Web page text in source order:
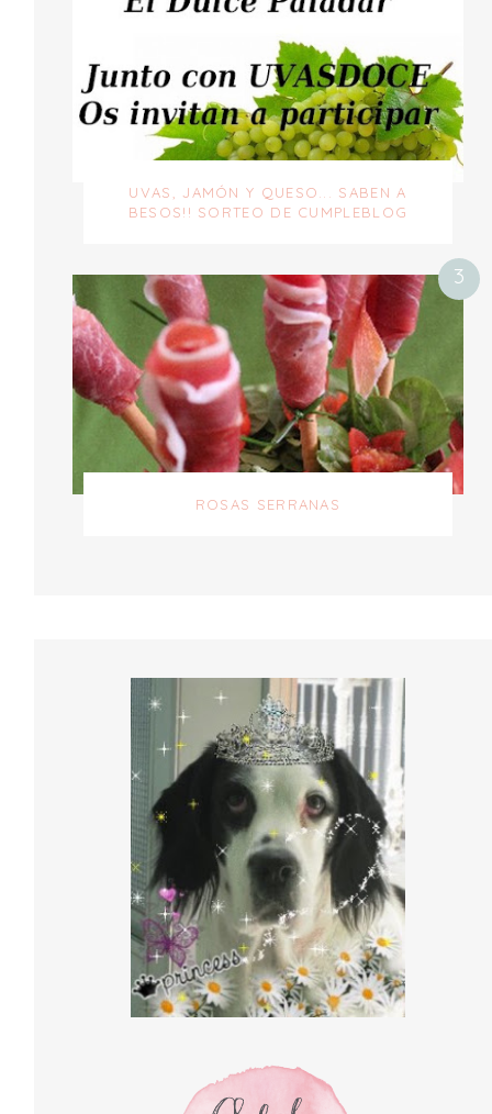
UVAS, JAMÓN Y QUESO... SABEN A
BESOS!! SORTEO DE CUMPLEBLOG
ROSAS SERRANAS